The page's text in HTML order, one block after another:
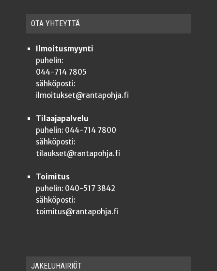
OTA YHTEYT­TÄ
Ilmoitusmyynti
puhelin:
044-714 7805
sähköposti:
ilmoitukset@rantapohja.fi
Tilaajapalvelu
puhelin: 044-714 7800
sähköposti:
tilaukset@rantapohja.fi
Toimitus
puhelin: 040-517 3842
sähköposti:
toimitus@rantapohja.fi
JAKE­LU­HÄI­RIÖT